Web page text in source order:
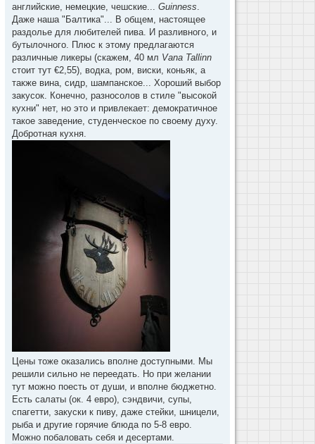
английские, немецкие, чешские... Guinness
Даже наша "Балтика"... В общем, настоящее
раздолье для любителей пива. И разливного, и
бутылочного. Плюс к этому предлагаются
различные ликеры (скажем, 40 мл Vana Tallinn
стоит тут €2,55), водка, ром, виски, коньяк, а
также вина, сидр, шампанское... Хороший выбор
закусок. Конечно, разносолов в стиле "высокой
кухни" нет, но это и привлекает: демократичное
такое заведение, студенческое по своему духу.
Добротная кухня.
Цены тоже оказались вполне доступными. Мы
решили сильно не переедать. Но при желании
тут можно поесть от души, и вполне бюджетно.
Есть салаты (ок. 4 евро), сэндвичи, супы,
спагетти, закуски к пиву, даже стейки, шницели,
рыба и другие горячие блюда по 5-8 евро.
Можно побаловать себя и десертами.